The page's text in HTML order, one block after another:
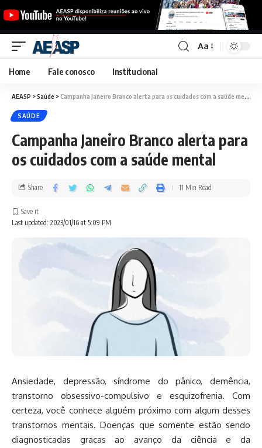
Aa
Home Fale conosco Institucional
AEASP >Saúde >Campanha Janeiro Branco alerta para os cuidados com a saúde mental
SAÚDE
Campanha Janeiro Branco alerta para
os cuidados com a saúde mental
Last updated: 2023/01/16 at 5:09 PM
Share 11 Min Read
Ansiedade, depressão, síndrome do pânico, demência,
transtorno obsessivo-compulsivo e esquizofrenia. Com
certeza, você conhece alguém próximo com algum desses
transtornos mentais. Doenças que somente estão sendo
diagnosticadas graças ao avanço da ciência e da